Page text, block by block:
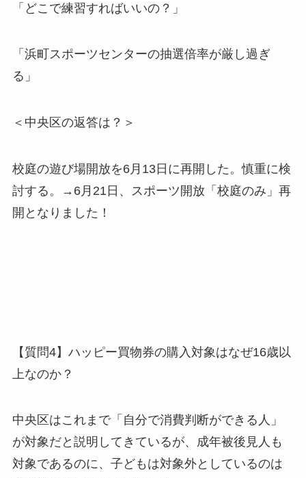
「どこで練習すればいいの？」
「浜町スポーツセンターの抽選倍率が厳し過ぎ
る」
＜中央区の返答は？＞
校庭の遊び場開放を6月13日に再開した。慎重に検
討する。→6月21日、スポーツ開放「校庭のみ」再
開となりました！
【質問4】ハッピー買物券の購入対象はなぜ16歳以
上なのか？
中央区はこれまで「自分で消費判断ができる人」
が対象だと説明してきているが、成年被後見人も
対象であるのに、子どもは対象外としているのは